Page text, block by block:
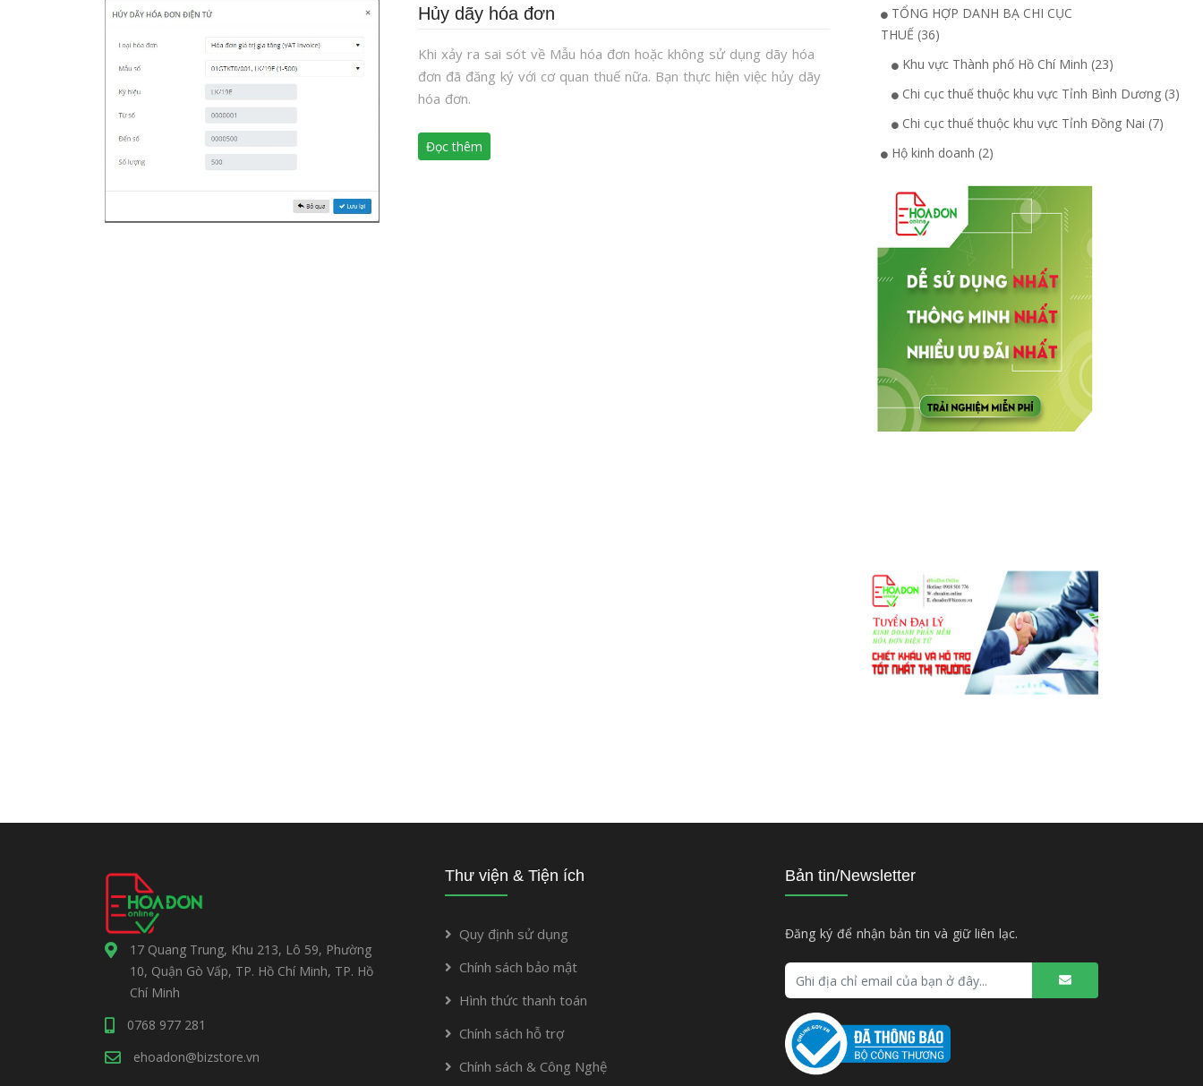
Hủy dãy hóa đơn
Khi xảy ra sai sót về Mẫu hóa đơn hoặc không sử dụng dãy hóa
đơn đã đăng ký với cơ quan thuế nữa. Bạn thực hiện việc hủy dãy
hóa đơn.
Đọc thêm
TỔNG HỢP DANH BẠ CHI CỤC
THUẾ (36)
Khu vực Thành phố Hồ Chí Minh (23)
Chi cục thuế thuộc khu vực Tỉnh Bình Dương (3)
Chi cục thuế thuộc khu vực Tỉnh Đồng Nai (7)
Hộ kinh doanh (2)
17 Quang Trung, Khu 213, Lô 59, Phường
10, Quận Gò Vấp, TP. Hồ Chí Minh, TP. Hồ
Chí Minh
0768 977 281
ehoadon@bizstore.vn
Thư viện & Tiện ích
Quy định sử dụng
Chính sách bảo mật
Hình thức thanh toán
Chính sách hỗ trợ
Chính sách & Công Nghệ
Bản tin/Newsletter
Đăng ký để nhận bản tin và giữ liên lạc.